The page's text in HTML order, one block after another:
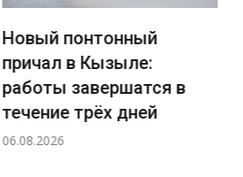
Новый понтонный
причал в Кызыле:
работы завершатся в
течение трёх дней
06.08.2026